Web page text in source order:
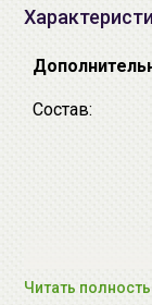
тонизирует
ощущения
упругой.
Эффект
благодаря
кислота,
слюдяной
Состав:
Читать